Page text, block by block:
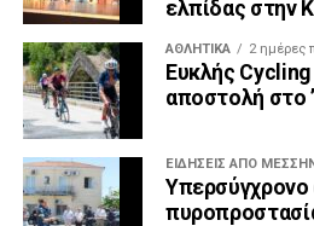
ελπίδας στην
ΑΘΛΗΤΙΚΆ 2 ημέρες
Ευκλής
αποστολή στο
ΕΙΔΉΣΕΙΣ ΑΠΟ
Υπερσύγχρονο